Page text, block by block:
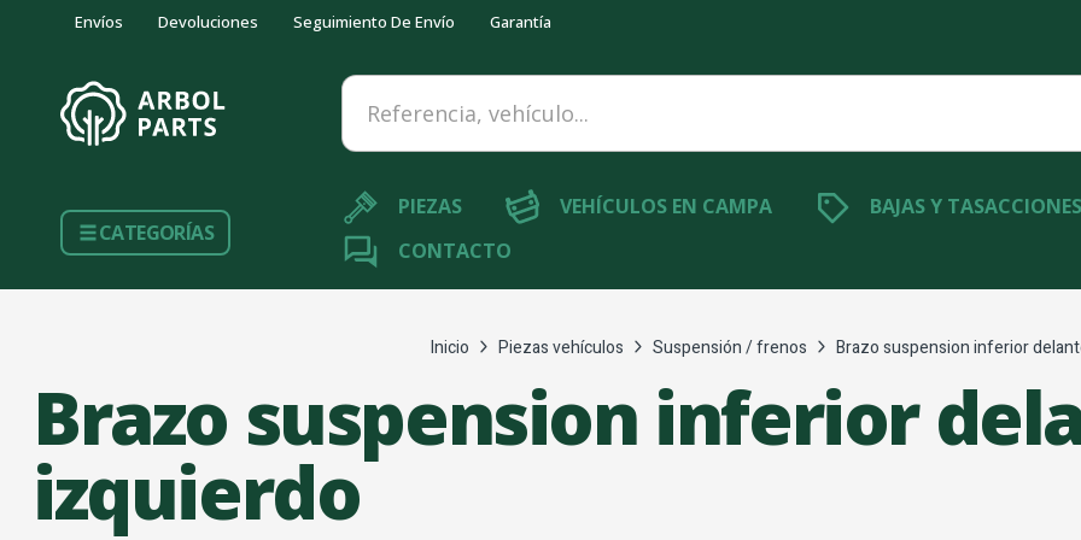
Envíos Devoluciones Seguimiento De Envío Garantía
Referencia, vehículo...
CATEGORÍAS
PIEZAS VEHÍCULOS EN CAMPA BAJAS Y TASACCIONES
CONTACTO
Inicio Piezas vehículos Suspensión / frenos Brazo suspension inferior
Brazo suspension inferior
izquierdo